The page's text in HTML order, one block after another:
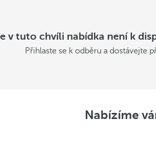
v tuto chvíli nabídka není k
Přihlaste se k odběru a dostávejte
Nabízíme